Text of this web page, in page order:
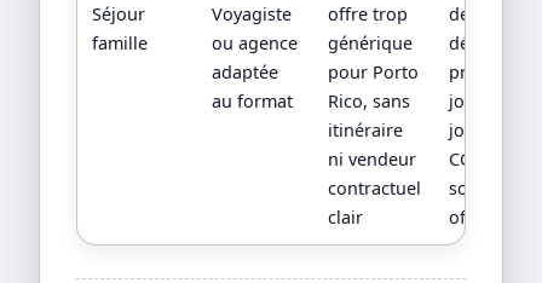
Séjour
famille
Voyagiste
ou agence
adaptée
au format
offre trop
générique
pour Porto
Rico, sans
itinéraire
ni vendeur
contractuel
clair
devis
détaillé,
jour par
jour,
CGV/CPV et
sources
officielles